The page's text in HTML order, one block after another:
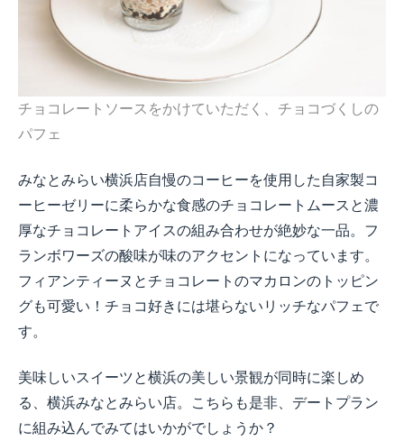
チョコレートソースをかけていただく、チョコづくしの
パフェ
みなとみらい横浜店自慢のコーヒーを使用した自家製コ
ーヒーゼリーに柔らかな食感のチョコレートムースと濃
厚なチョコレートアイスの組み合わせが絶妙な一品。フ
ランボワーズの酸味が味のアクセントになっています。
フィアンティーヌとチョコレートのマカロンのトッピン
グも可愛い！チョコ好きには堪らないリッチなパフェで
す。
美味しいスイーツと横浜の美しい景観が同時に楽しめ
る、横浜みなとみらい店。こちらも是非、デートプラン
に組み込んでみてはいかがでしょうか？